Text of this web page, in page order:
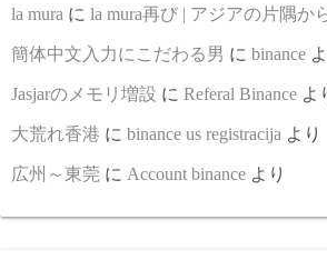
la mura に la mura再び | アジアの片隅か
簡体中文入力にこだわる男 に binance
Jasjarのメモリ増設 に Referal Binance よ
大荒れ香港 に binance us registracija より
広州～東莞 に Account binance より